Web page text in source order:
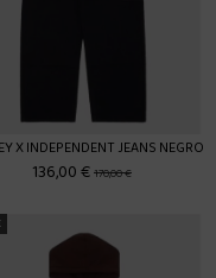
X INDEPENDENT JEANS NEGRO
136,00 €170,00 €